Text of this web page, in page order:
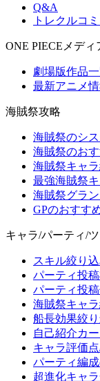
Q&A
トレクルコ
ONE PIECEメディ
劇場版作品
最新アニメ
海賊祭攻略
海賊祭のシ
海賊祭のお
海賊祭キャ
最強海賊祭
海賊祭グラ
GPのおすす
キャラ/パーティ/
スキル絞り
パーティ投
パーティ投
海賊祭キャ
船長効果絞
自己紹介カ
キャラ評価
パーティ編
超進化キャ